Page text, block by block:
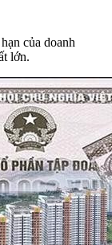
của doanh
lớn.